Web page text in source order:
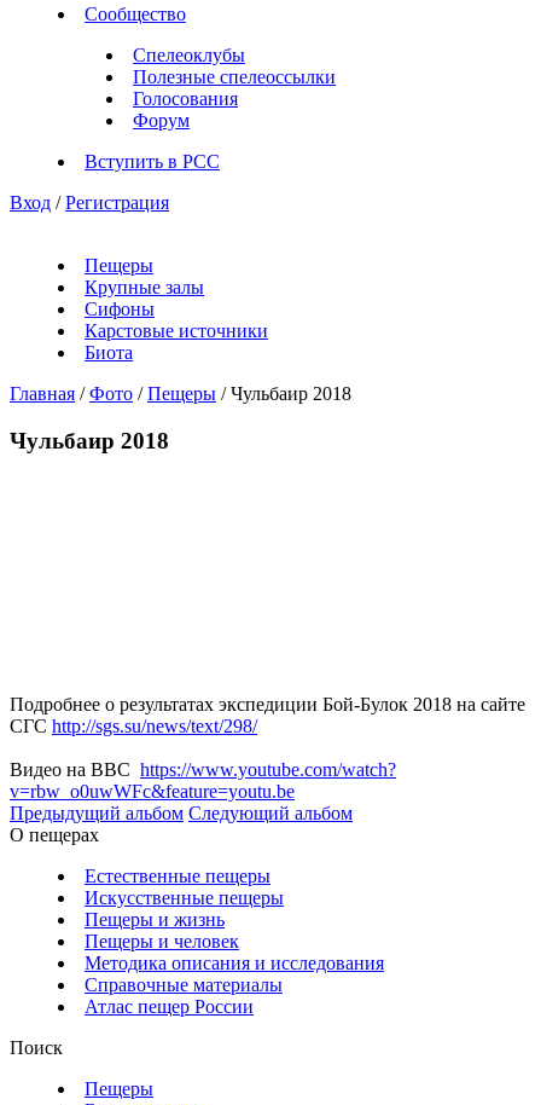
Сообщество
Спелеоклубы
Полезные спелеоссылки
Голосования
Форум
Вступить в РСС
Вход / Регистрация
Пещеры
Крупные залы
Сифоны
Карстовые источники
Биота
Главная / Фото / Пещеры / Чульбаир 2018
Чульбаир 2018
Подробнее о результатах экспедиции Бой-Булок 2018 на сайте
СГС http://sgs.su/news/text/298/
Видео на BBC https://www.youtube.com/watch?
v=rbw_o0uwWFc&feature=youtu.be
Предыдущий альбом Следующий альбом
О пещерах
Естественные пещеры
Искусственные пещеры
Пещеры и жизнь
Пещеры и человек
Методика описания и исследования
Справочные материалы
Атлас пещер России
Поиск
Пещеры